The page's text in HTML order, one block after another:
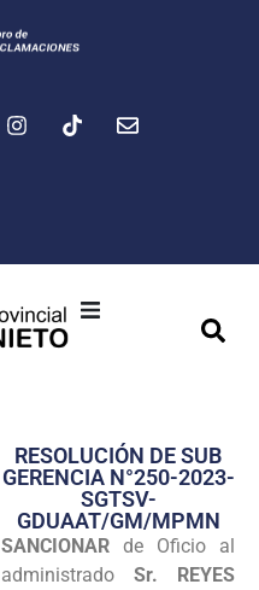
Transparencia
Seguridad
Programas
RESOLUCIÓN DE SUB
GERENCIA N°250-2023-
SGTSV-
GDUAAT/GM/MPMN
SANCIONAR de Oficio al
administrado Sr. REYES